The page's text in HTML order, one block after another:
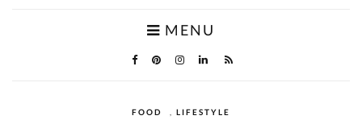
MENU
FOOD LIFESTYLE